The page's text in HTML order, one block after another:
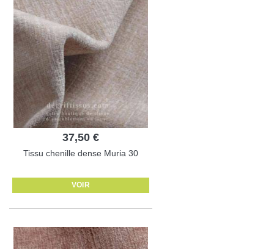
37,50 €
Tissu chenille dense Muria 30
VOIR